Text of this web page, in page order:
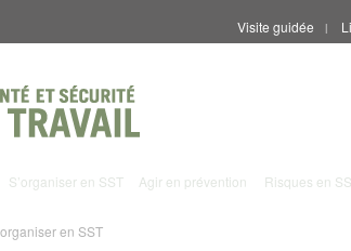
Visite guidée |
S’organiser en SST Agir en prévention Risques en
en SST